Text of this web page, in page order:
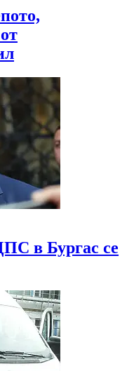
в Бургас се